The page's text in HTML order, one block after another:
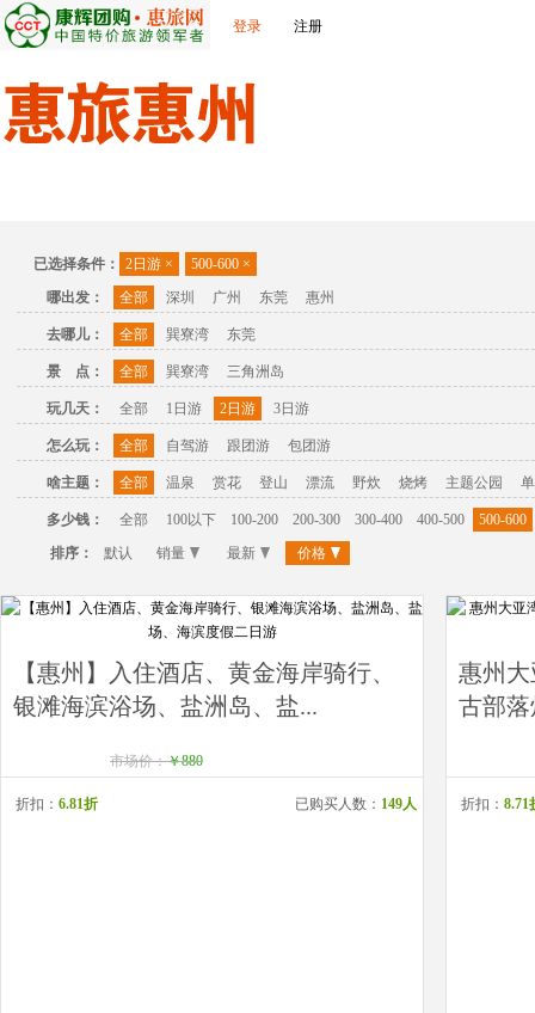
登录 注册
已选择条件： 2日游 × 500-600 ×
哪出发：
全部 深圳 广州 东莞 惠州
去哪儿： 全部 巽寮湾 东莞
景 点： 全部 巽寮湾 三角洲岛
玩几天： 全部 1日游 2日游 3日游
怎么玩： 全部 自驾游 跟团游 包团游
啥主题： 全部 温泉 赏花 登山 漂流 野炊 烧烤 主题公园
多少钱： 全部 100以下 100-200 200-300 300-400 400-500
500-600
排序：
默认 销量 最新 价格
【惠州】入住酒店、黄金海岸骑行、
银滩海滨浴场、盐洲岛、盐...
市场价：￥880
折扣： 6.81折 已购买人数： 149人
惠州
古部
折扣： 8.71